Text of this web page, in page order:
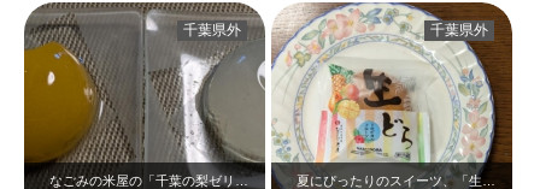
なごみの米屋の「千葉の梨ゼリー」と「千葉のびわゼリー」です☆梨ゼリーは、梨の…
千葉県外 千葉県外